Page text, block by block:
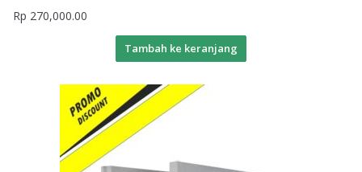
Rp 270,000.00
Tambah ke keranjang